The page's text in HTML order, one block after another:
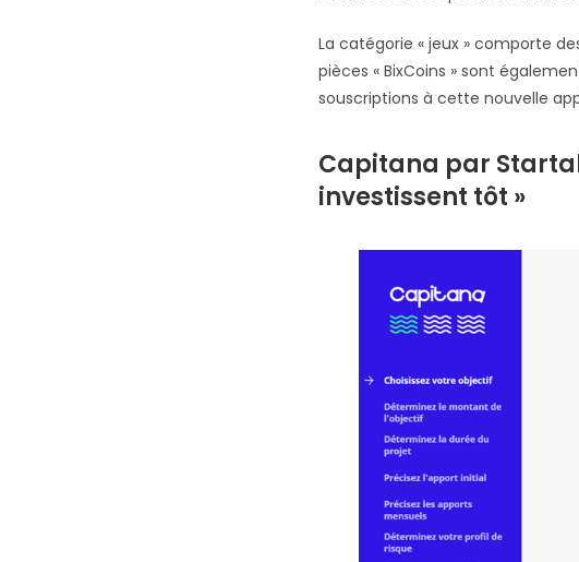
La catégorie « jeux » comporte
pièces « BixCoins » sont
souscriptions à cette nouvelle
Capitana par
investissent tôt »